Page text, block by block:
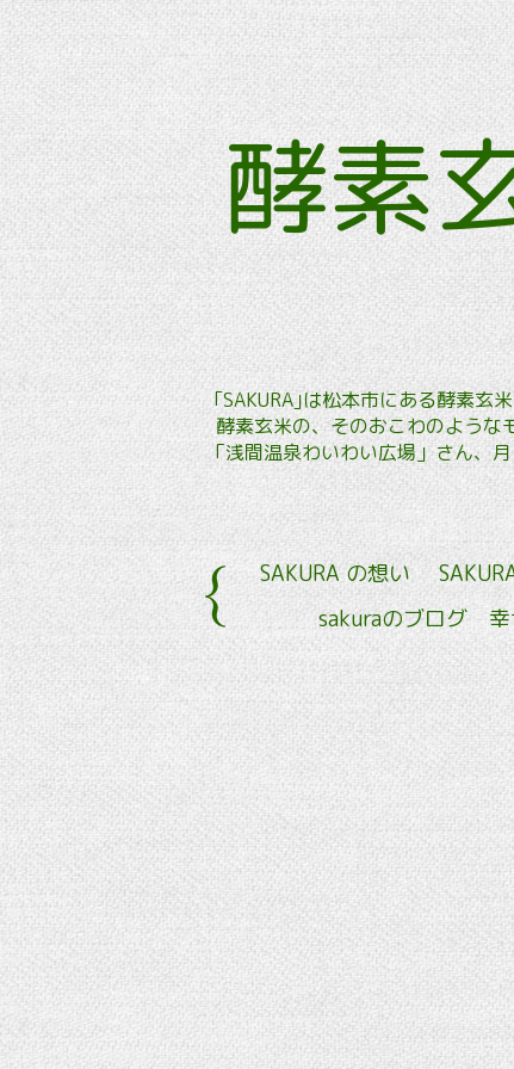
酵素
｢SAKURA｣は松本市にある酵素玄
酵素玄米の、そのおこわのよう
「浅間温泉わいわい広場」さん、
SAKURA の想い
sakuraのブログ 幸